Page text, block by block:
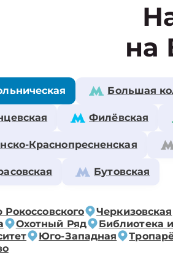
на
Большая
Филёвская
Краснопресненская
Бутовская
Рокоссовского Черкизовская
Охотный Ряд Библиотека
Юго-Западная